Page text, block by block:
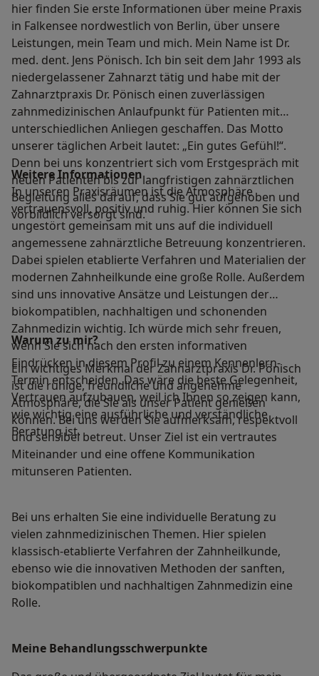
hier finden Sie erste Informationen über meine Praxis
in Falkensee nordwestlich von Berlin, über unsere
Leistungen, mein Team und mich. Mein Name ist Dr.
med. dent. Jens Pönisch. Ich bin seit dem Jahr 1993 als
niedergelassener Zahnarzt tätig und habe mit der
Zahnarztpraxis Dr. Pönisch einen zuverlässigen
zahnmedizinischen Anlaufpunkt für Patienten mit
unterschiedlichen Anliegen geschaffen. Das Motto
unserer täglichen Arbeit lautet: „Ein gutes Gefühl!“.
Denn bei uns konzentriert sich vom Erstgespräch mit
neuen Patienten bis zur langfristigen zahnärztlichen
Begleitung alles darauf, dass Sie gut aufgehoben und
vorbildlich versorgt sind.
Weitere Informationen
In unseren Praxisräumen ist die Atmosphäre
vertrauensvoll, positiv und ruhig. Hier können Sie sich
ungestört gemeinsam mit uns auf die individuell
angemessene zahnärztliche Betreuung konzentrieren.
Dabei spielen etablierte Verfahren und Materialien der
modernen Zahnheilkunde eine große Rolle. Außerdem
sind uns innovative Ansätze und Leistungen der
biokompatiblen, nachhaltigen und schonenden
Zahnmedizin wichtig. Ich würde mich sehr freuen,
wenn Sie sich nach den ersten informativen
Eindrücken in diesem Profil zu einem Kennenlern-
Termin entscheiden. Das wäre die beste Gelegenheit,
Vertrauen aufzubauen, weil ich Ihnen so zeigen kann,
wie wichtig eine ausführliche und verständliche
Beratung ist.
Warum zu mir?
Ein wichtiges Merkmal der Zahnarztpraxis Dr. Pönisch
ist die ruhige, freundliche und angenehme
Atmosphäre, die Sie als unser Patient genießen
können. Bei uns werden Sie aufmerksam, respektvoll
und sensibel betreut. Unser Ziel ist ein vertrautes
Miteinander und eine offene Kommunikation
mitunseren Patienten.
Bei uns erhalten Sie eine individuelle Beratung zu
vielen zahnmedizinischen Themen. Hier spielen
klassisch-etablierte Verfahren der Zahnheilkunde,
ebenso wie die innovativen Methoden der sanften,
biokompatiblen und nachhaltigen Zahnmedizin eine
Rolle.
Meine Behandlungs­schwerpunkte